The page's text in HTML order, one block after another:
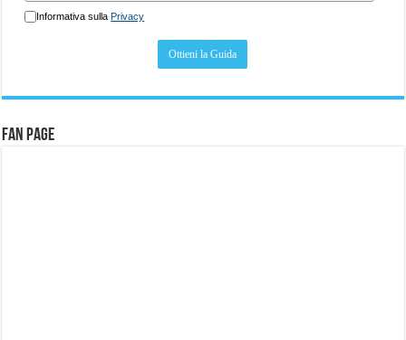
Informativa sullaPrivacy
Fan Page